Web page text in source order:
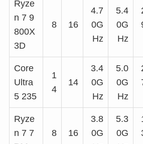
Ryze
n 7 9
800X
3D
8 16
4.7
0G
Hz
5.4
0G
Hz
Core
Ultra
5 235
1
4
14
3.4
0G
Hz
5.0
0G
Hz
Ryze
n 7 7
8 16
3.8
0G
5.3
0G